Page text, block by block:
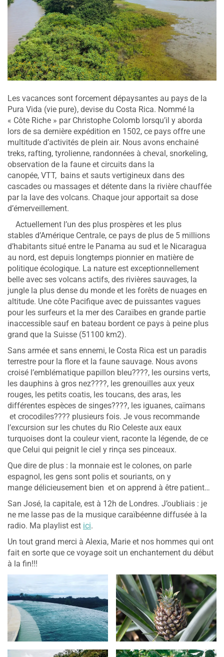
Les vacances sont forcement dépaysantes au pays de la
Pura Vida (vie pure), devise du Costa Rica. Nommé la
« Côte Riche » par Christophe Colomb lorsqu’il y aborda
lors de sa dernière expédition en 1502, ce pays offre une
multitude d’activités de plein air. Nous avons enchainé
treks, rafting, tyrolienne, randonnées à cheval, snorkeling,
observation de la faune et circuits dans la
canopée, VTT, bains et sauts vertigineux dans des
cascades ou massages et détente dans la rivière chauffée
par la lave des volcans. Chaque jour apportait sa dose
d’émerveillement.
Actuellement l’un des plus prospères et les plus
stables d’Amérique Centrale, ce pays de plus de 5 millions
d’habitants situé entre le Panama au sud et le Nicaragua
au nord, est depuis longtemps pionnier en matière de
politique écologique. La nature est exceptionnellement
belle avec ses volcans actifs, des rivières sauvages, la
jungle la plus dense du monde et les forêts de nuages en
altitude. Une côte Pacifique avec de puissantes vagues
pour les surfeurs et la mer des Caraïbes en grande partie
inaccessible sauf en bateau bordent ce pays à peine plus
grand que la Suisse (51100 km2).
Sans armée et sans ennemi, le Costa Rica est un paradis
terrestre pour la flore et la faune sauvage. Nous avons
croisé l’emblématique papillon bleu????, les oursins verts,
les dauphins à gros nez????, les grenouilles aux yeux
rouges, les petits coatis, les toucans, des aras, les
différentes espèces de singes????, les iguanes, caïmans
et crocodiles???? plusieurs fois. Je vous recommande
l’excursion sur les chutes du Rio Celeste aux eaux
turquoises dont la couleur vient, raconte la légende, de ce
que Celui qui peignit le ciel y rinça ses pinceaux.
Que dire de plus : la monnaie est le colones, on parle
espagnol, les gens sont polis et souriants, on y
mange délicieusement bien et on apprend à être patient…
San José, la capitale, est à 12h de Londres. J’oubliais : je
ne me lasse pas de la musique caraïbéenne diffusée à la
radio. Ma playlist est ici.
Un tout grand merci à Alexia, Marie et nos hommes qui ont
fait en sorte que ce voyage soit un enchantement du début
à la fin!!!